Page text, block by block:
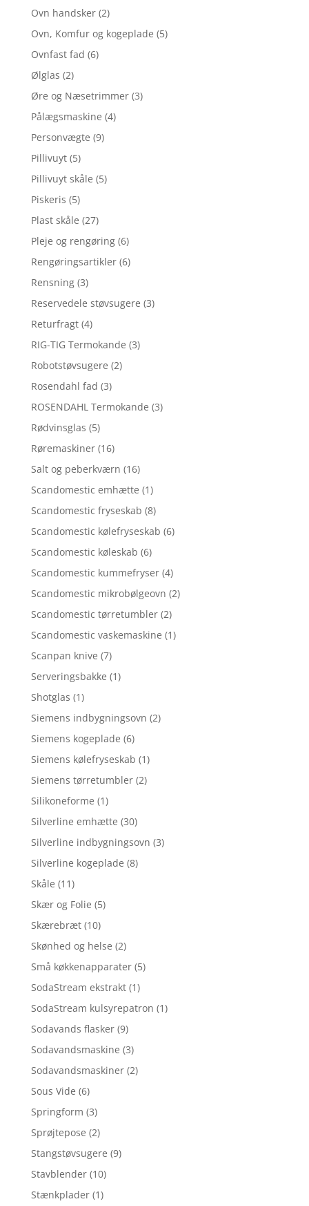
Ovn handsker (2)
Ovn, Komfur og kogeplade (5)
Ovnfast fad (6)
Ølglas (2)
Øre og Næsetrimmer (3)
Pålægsmaskine (4)
Personvægte (9)
Pillivuyt (5)
Pillivuyt skåle (5)
Piskeris (5)
Plast skåle (27)
Pleje og rengøring (6)
Rengøringsartikler (6)
Rensning (3)
Reservedele støvsugere (3)
Returfragt (4)
RIG-TIG Termokande (3)
Robotstøvsugere (2)
Rosendahl fad (3)
ROSENDAHL Termokande (3)
Rødvinsglas (5)
Røremaskiner (16)
Salt og peberkværn (16)
Scandomestic emhætte (1)
Scandomestic fryseskab (8)
Scandomestic kølefryseskab (6)
Scandomestic køleskab (6)
Scandomestic kummefryser (4)
Scandomestic mikrobølgeovn (2)
Scandomestic tørretumbler (2)
Scandomestic vaskemaskine (1)
Scanpan knive (7)
Serveringsbakke (1)
Shotglas (1)
Siemens indbygningsovn (2)
Siemens kogeplade (6)
Siemens kølefryseskab (1)
Siemens tørretumbler (2)
Silikoneforme (1)
Silverline emhætte (30)
Silverline indbygningsovn (3)
Silverline kogeplade (8)
Skåle (11)
Skær og Folie (5)
Skærebræt (10)
Skønhed og helse (2)
Små køkkenapparater (5)
SodaStream ekstrakt (1)
SodaStream kulsyrepatron (1)
Sodavands flasker (9)
Sodavandsmaskine (3)
Sodavandsmaskiner (2)
Sous Vide (6)
Springform (3)
Sprøjtepose (2)
Stangstøvsugere (9)
Stavblender (10)
Stænkplader (1)